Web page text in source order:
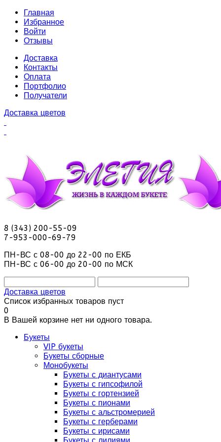
Главная
Избранное
Войти
Отзывы
Доставка
Контакты
Оплата
Портфолио
Получатели
Доставка цветов
8 (343) 200-55-09
7-953-000-69-79
ПН-ВС с 08-00 до 22-00 по ЕКБ
ПН-ВС с 06-00 до 20-00 по МСК
Доставка цветов
Список избранных товаров пуст
0
В Вашей корзине нет ни одного товара.
Букеты
VIP букеты
Букеты сборные
Монобукеты
Букеты с диантусами
Букеты с гипсофилой
Букеты с гортензией
Букеты с пионами
Букеты с альстромерией
Букеты с герберами
Букеты с ирисами